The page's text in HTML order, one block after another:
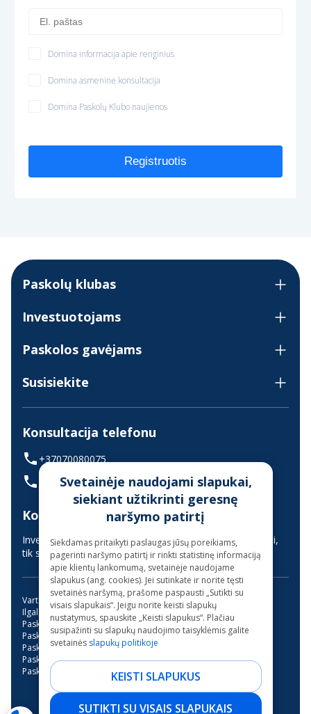
Domina informacija apie renginius
Domina asmeninė konsultacija
Domina Paskolų Klubo naujienos
Registruotis
Paskolų klubas
Investuotojams
Paskolos gavėjams
Susisiekite
Konsultacija telefonu
+37070080075
(skambinant iš užsienio +37068700300)
Konsultavimas gyvai
Investuotojų aptarnavimas vyksta nuotoliniu būdu (gyvai,
tik suderinus laiką iš anksto)
Vartojimo paskola
Kreditas internetu
Ilgalaikės paskolos be užstato
Mini paskola internetu
Paskola su bendraskoliu
Kreditai
Greitas kreditas
Paskola su verslo liudijimu
Paskola studijoms
Paskola be pabrangimo
Trumpalaikė paskola
Paskola garažo įsirengimui
Paskola dantų gydymui
Paskola motociklui
Paskolos be banko
NEO Finance, AB - 2026.
Svetainėje naudojami slapukai,
siekiant užtikrinti geresnę
naršymo patirtį
Siekdamas pritaikyti paslaugas jūsų poreikiams,
pagerinti naršymo patirtį ir rinkti statistinę informaciją
apie klientų lankomumą, svetainėje naudojame
slapukus (ang. cookies). Jei sutinkate ir norite tęsti
svetainės naršymą, prašome paspausti „Sutikti su
visais slapukais“. Jeigu norite keisti slapukų
nustatymus, spauskite „Keisti slapukus“. Plačiau
susipažinti su slapukų naudojimo taisyklėmis galite
svetainės slapukų politikoje
KEISTI SLAPUKUS
SUTIKTI SU VISAIS SLAPUKAIS